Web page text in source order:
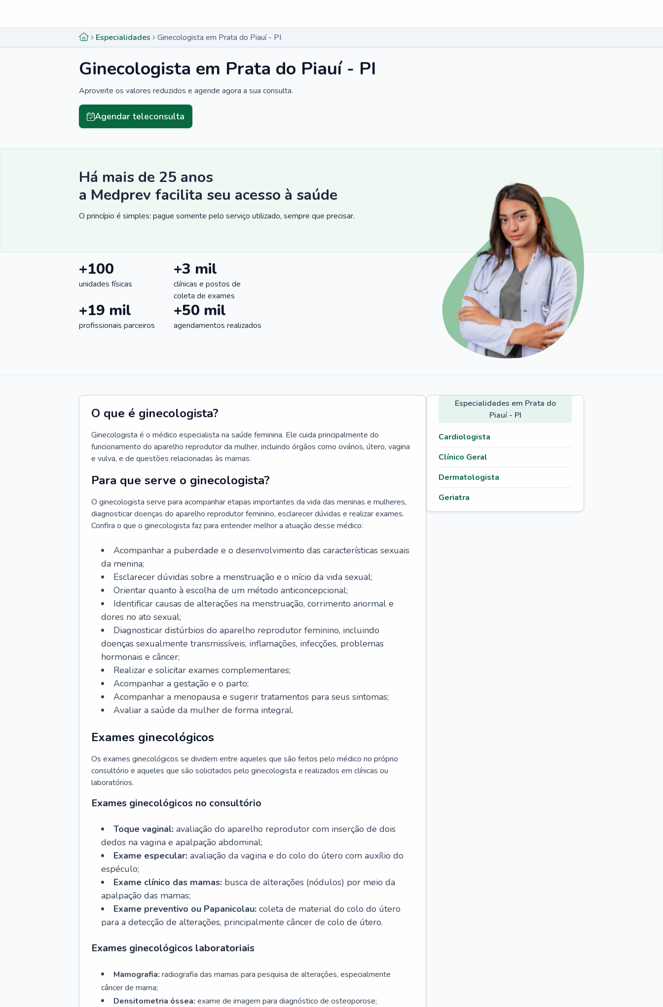
Especialidades Ginecologista em Prata do Piauí - PI
Ginecologista em Prata do Piauí - PI
Aproveite os valores reduzidos e agende agora a sua consulta.
Agendar teleconsulta
Há mais de 25 anos
a Medprev facilita seu acesso à saúde
O princípio é simples: pague somente pelo serviço utilizado, sempre que precisar.
+100
unidades físicas
+3 mil
clínicas e postos de
coleta de exames
+19 mil
profissionais parceiros
+50 mil
agendamentos realizados
O que é ginecologista?
Ginecologista é o médico especialista na saúde feminina. Ele cuida principalmente do
funcionamento do aparelho reprodutor da mulher, incluindo órgãos como ovários, útero, vagina
e vulva, e de questões relacionadas às mamas.
Para que serve o ginecologista?
O ginecologista serve para acompanhar etapas importantes da vida das meninas e mulheres,
diagnosticar doenças do aparelho reprodutor feminino, esclarecer dúvidas e realizar exames.
Confira o que o ginecologista faz para entender melhor a atuação desse médico:
Acompanhar a puberdade e o desenvolvimento das características sexuais
da menina;
Esclarecer dúvidas sobre a menstruação e o início da vida sexual;
Orientar quanto à escolha de um método anticoncepcional;
Identificar causas de alterações na menstruação, corrimento anormal e
dores no ato sexual;
Diagnosticar distúrbios do aparelho reprodutor feminino, incluindo
doenças sexualmente transmissíveis, inflamações, infecções, problemas
hormonais e câncer;
Realizar e solicitar exames complementares;
Acompanhar a gestação e o parto;
Acompanhar a menopausa e sugerir tratamentos para seus sintomas;
Avaliar a saúde da mulher de forma integral.
Exames ginecológicos
Os exames ginecológicos se dividem entre aqueles que são feitos pelo médico no próprio
consultório e aqueles que são solicitados pelo ginecologista e realizados em clínicas ou
laboratórios.
Exames ginecológicos no consultório
Toque vaginal: avaliação do aparelho reprodutor com inserção de dois
dedos na vagina e apalpação abdominal;
Exame especular: avaliação da vagina e do colo do útero com auxílio do
espéculo;
Exame clínico das mamas: busca de alterações (nódulos) por meio da
apalpação das mamas;
Exame preventivo ou Papanicolau: coleta de material do colo do útero
para a detecção de alterações, principalmente câncer de colo de útero.
Exames ginecológicos laboratoriais
Mamografia: radiografia das mamas para pesquisa de alterações, especialmente
câncer de mama;
Densitometria óssea: exame de imagem para diagnóstico de osteoporose;
Especialidades em Prata do
Piauí - PI
Cardiologista
Clínico Geral
Dermatologista
Geriatra